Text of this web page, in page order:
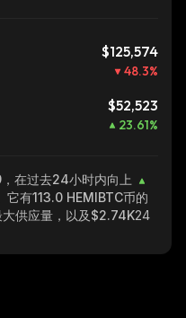
$125,574
48.3%
$52,523
23.61%
在过去24小时内向上
它有113.0 HEMIBTC币的
大供应量，以及$2.74K24